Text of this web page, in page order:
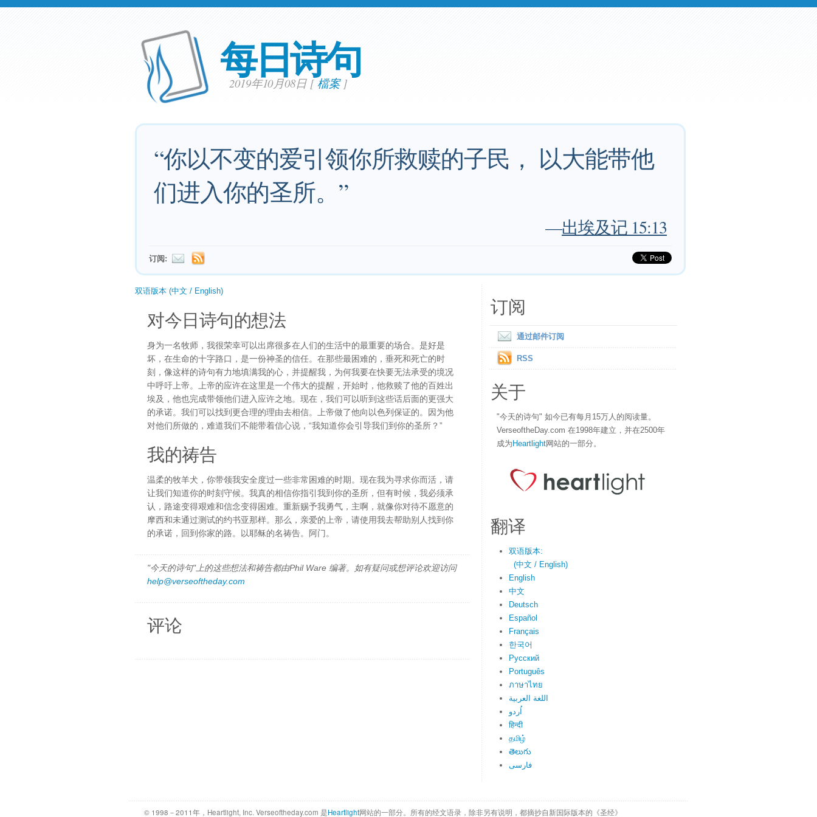
每日诗句
2019年10月08日 [檔案]
“你以不变的爱引领你所救赎的子民， 以大能带他
们进入你的圣所。”
—出埃及记 15:13
订阅:
双语版本 (中文 / English)
对今日诗句的想法
身为一名牧师，我很荣幸可以出席很多在人们的生活中的最重要的场合。是好是
坏，在生命的十字路口，是一份神圣的信任。在那些最困难的，垂死和死亡的时
刻，像这样的诗句有力地填满我的心，并提醒我，为何我要在快要无法承受的境况
中呼吁上帝。上帝的应许在这里是一个伟大的提醒，开始时，他救赎了他的百姓出
埃及，他也完成带领他们进入应许之地。现在，我们可以听到这些话后面的更强大
的承诺。我们可以找到更合理的理由去相信。上帝做了他向以色列保证的。因为他
对他们所做的，难道我们不能带着信心说，“我知道你会引导我们到你的圣所？”
我的祷告
温柔的牧羊犬，你带领我安全度过一些非常困难的时期。现在我为寻求你而活，请
让我们知道你的时刻守候。我真的相信你指引我到你的圣所，但有时候，我必须承
认，路途变得艰难和信念变得困难。重新赐予我勇气，主啊，就像你对待不愿意的
摩西和未通过测试的约书亚那样。那么，亲爱的上帝，请使用我去帮助别人找到你
的承诺，回到你家的路。以耶稣的名祷告。阿门。
"今天的诗句"上的这些想法和祷告都由Phil Ware 编著。如有疑问或想评论欢迎访问
help@verseoftheday.com
评论
订阅
通过邮件订阅
RSS
关于
"今天的诗句" 如今已有每月15万人的阅读量。
VerseoftheDay.com 在1998年建立，并在2500年
成为 Heartlight网站的一部分。
翻译
双语版本:
(中文 / English)
English
中文
Deutsch
Español
Français
한국어
Русский
Português
ภาษาไทย
اللغة العربية
اُردو
हिन्दी
தமிழ்
తెలుగు
فارسی
© 1998－2011年，Heartlight, Inc. Verseoftheday.com 是Heartlight网站的一部分。所有的经文语录，除非另有说明，都摘抄自新国际版本的《圣经》